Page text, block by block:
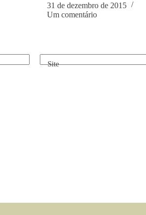
31 de dezembro de 2015
Um comentário
Site